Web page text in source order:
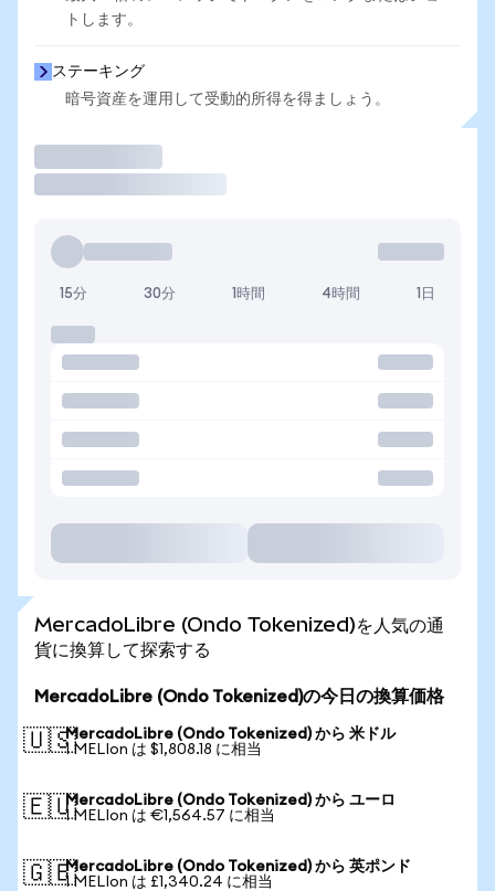
トします。
ステーキング
暗号資産を運用して受動的所得を得ましょう。
15分 30分 1時間 4時間 1日
MercadoLibre (Ondo Tokenized)を人気の通
貨に換算して探索する
MercadoLibre (Ondo Tokenized)の今日の換算価格
🇺🇸MercadoLibre (Ondo Tokenized) から 米ドル
1 MELIon は $1,808.18 に相当
🇪🇺MercadoLibre (Ondo Tokenized) から ユーロ
1 MELIon は €1,564.57 に相当
🇬🇧MercadoLibre (Ondo Tokenized) から 英ポンド
1 MELIon は £1,340.24 に相当